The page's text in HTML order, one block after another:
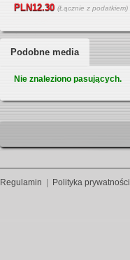
PLN12.30 (Łącznie z podatkiem)
Podobne media
Nie znaleziono pasujących.
Regulamin Polityka prywatności